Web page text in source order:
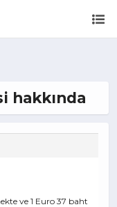
hakkında
ve 1 Euro 37 baht